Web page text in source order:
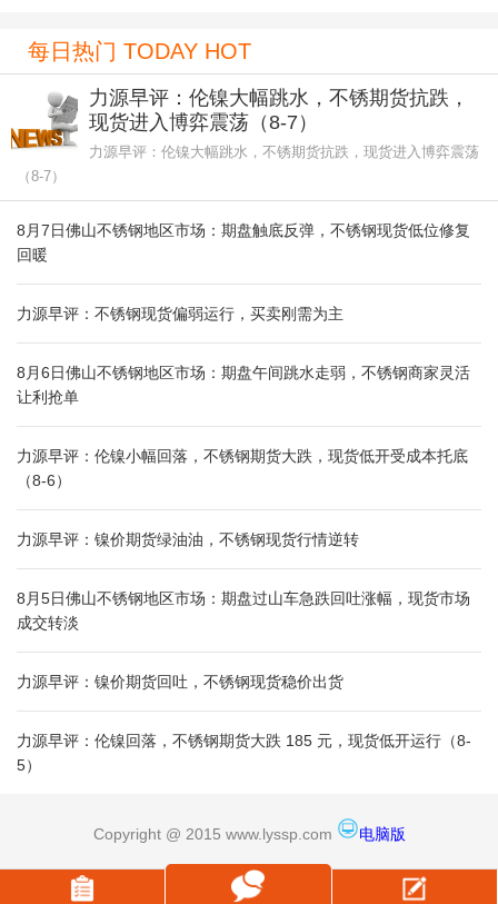
每日热门 TODAY HOT
力源早评：伦镍大幅跳水，不锈期货抗跌，
现货进入博弈震荡（8-7）
力源早评：伦镍大幅跳水，不锈期货抗跌，现货进入博弈震荡
（8-7）
8月7日佛山不锈钢地区市场：期盘触底反弹，不锈钢现货低位修复
回暖
力源早评：不锈钢现货偏弱运行，买卖刚需为主
8月6日佛山不锈钢地区市场：期盘午间跳水走弱，不锈钢商家灵活
让利抢单
力源早评：伦镍小幅回落，不锈钢期货大跌，现货低开受成本托底
（8-6）
力源早评：镍价期货绿油油，不锈钢现货行情逆转
8月5日佛山不锈钢地区市场：期盘过山车急跌回吐涨幅，现货市场
成交转淡
力源早评：镍价期货回吐，不锈钢现货稳价出货
力源早评：伦镍回落，不锈钢期货大跌 185 元，现货低开运行（8-
5）
Copyright @ 2015 www.lyssp.com 电脑版